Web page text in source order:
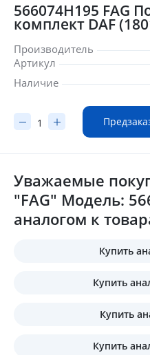
566074H195 FAG
комплект DAF
Производитель
Артикул
Наличие
Уважаемые
"FAG" Модель:
аналогом к
Купить
Купить
Купить
Купить